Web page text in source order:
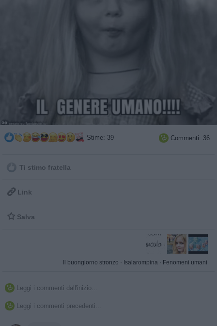
Stime: 39  Commenti: 36
Ti stimo fratella
 Link
 Salva
Il buongiorno stronzo · Isalarompina · Fenomeni umani
 Leggi i commenti dall'inizio...
 Leggi i commenti precedenti...